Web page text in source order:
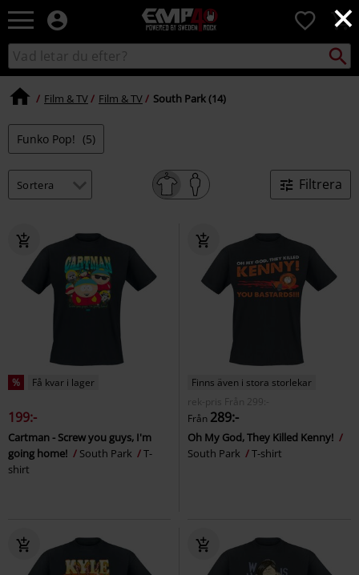
×
EMP
-
Musik,
TV
&
0
Sök
i
Sök
Film & TV Film & TV South Park (14)
Funko Pop! (5)
Filtrera
% Få kvar i lager
199:-
Cartman - Screw you guys, I'm
going home!
South Park
T-
shirt
Finns även i stora storlekar
rek-pris
Från 299:-
Från 289:-
Oh My God, They Killed Kenny!
South Park
T-shirt